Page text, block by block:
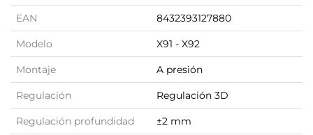
EAN 8432393127880
Modelo X91 - X92
Montaje A presión
Regulación Regulación 3D
Regulación profundidad ±2 mm